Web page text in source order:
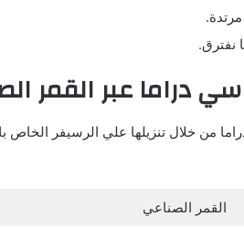
دراما عبر القمر
من خلال تنزيلها علي الرسيفر
القمر الصناعي